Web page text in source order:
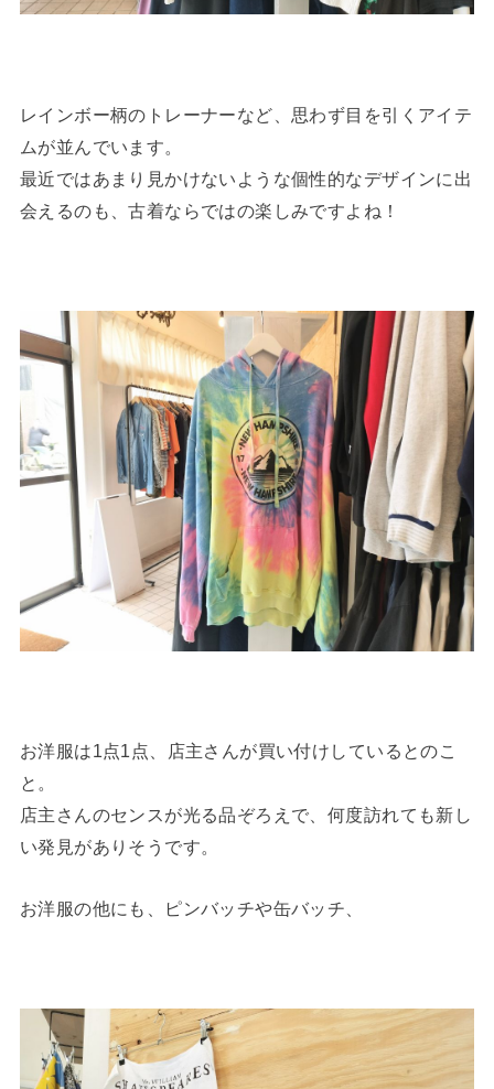
レインボー柄のトレーナーなど、思わず目を引くアイテ
ムが並んでいます。
最近ではあまり見かけないような個性的なデザインに出
会えるのも、古着ならではの楽しみですよね！
お洋服は1点1点、店主さんが買い付けしているとのこ
と。
店主さんのセンスが光る品ぞろえで、何度訪れても新し
い発見がありそうです。
お洋服の他にも、ピンバッチや缶バッチ、